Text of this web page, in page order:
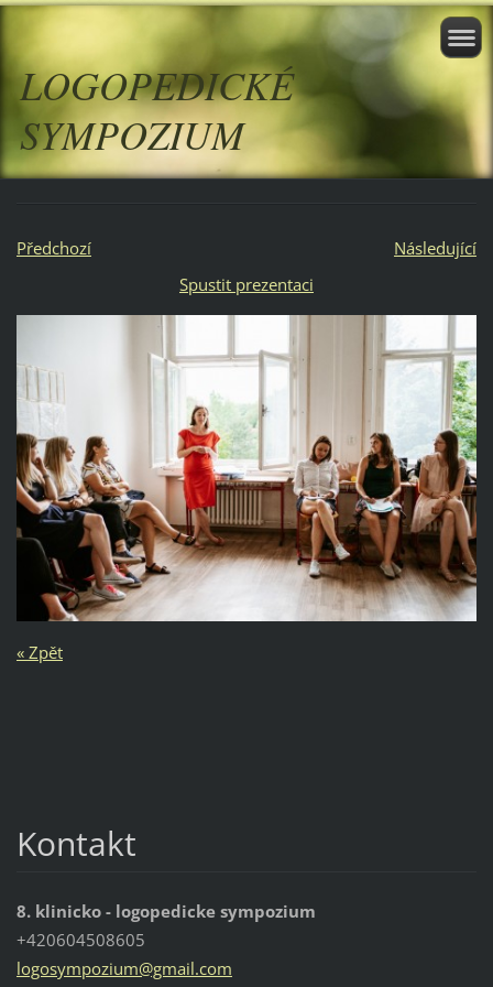
LOGOPEDICKÉ
SYMPOZIUM
Předchozí
Následující
Spustit prezentaci
« Zpět
Kontakt
8. klinicko - logopedicke sympozium
+420604508605
logosympozium@gmail.com